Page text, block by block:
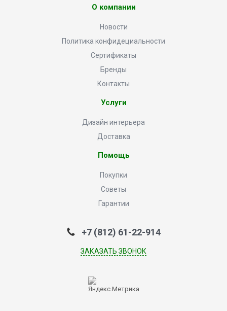
О компании
Новости
Политика конфидециальности
Сертификаты
Бренды
Контакты
Услуги
Дизайн интерьера
Доставка
Помощь
Покупки
Советы
Гарантии
+7 (812) 61-22-914
ЗАКАЗАТЬ ЗВОНОК